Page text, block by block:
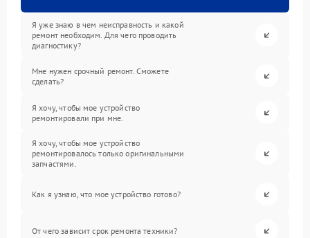
Я уже знаю в чем неисправность и какой
ремонт необходим. Для чего проводить
диагностику?
Мне нужен срочный ремонт. Сможете
сделать?
Я хочу, чтобы мое устройство
ремонтировали при мне.
Я хочу, чтобы мое устройство
ремонтировалось только оригинальными
запчастями.
Как я узнаю, что мое устройство готово?
От чего зависит срок ремонта техники?